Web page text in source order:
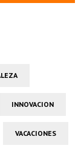
INNOVACION
VACACIONES